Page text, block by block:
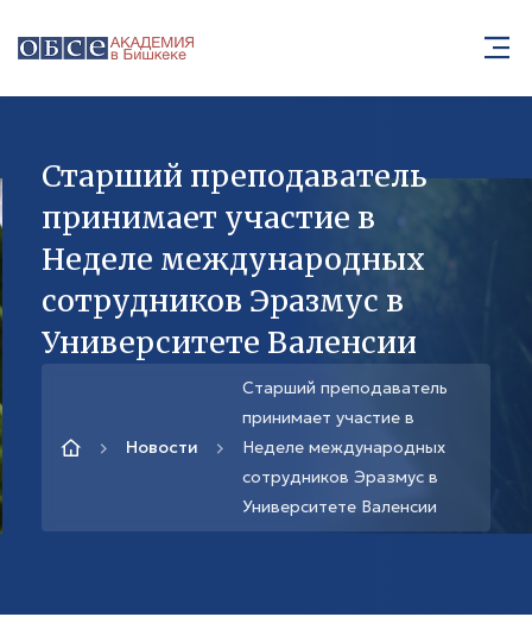
Старший преподаватель
принимает участие в
Неделе международных
сотрудников Эразмус в
Университете Валенсии
Новости
Старший преподаватель
принимает участие в
Неделе международных
сотрудников Эразмус в
Университете Валенсии